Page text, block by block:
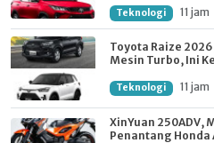
Teknologi 11 jam
Toyota Raize
Mesin Turbo, Ini
Teknologi 11 jam
XinYuan 250ADV,
Penantang Honda